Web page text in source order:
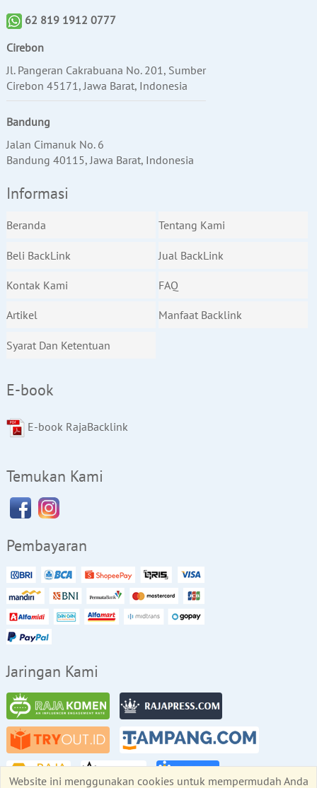
62 819 1912 0777
Cirebon
Jl. Pangeran Cakrabuana No. 201, Sumber
Cirebon 45171, Jawa Barat, Indonesia
Bandung
Jalan Cimanuk No. 6
Bandung 40115, Jawa Barat, Indonesia
Informasi
Beranda Tentang Kami
Beli BackLink Jual BackLink
Kontak Kami FAQ
Artikel Manfaat Backlink
Syarat Dan Ketentuan
E-book
E-book RajaBacklink
Temukan Kami
Pembayaran
Jaringan Kami
Website ini menggunakan cookies untuk mempermudah Anda